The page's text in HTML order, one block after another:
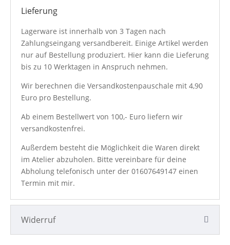
Lieferung
Lagerware ist innerhalb von 3 Tagen nach
Zahlungseingang versandbereit. Einige Artikel werden
nur auf Bestellung produziert. Hier kann die Lieferung
bis zu 10 Werktagen in Anspruch nehmen.
Wir berechnen die Versandkostenpauschale mit 4,90
Euro pro Bestellung.
Ab einem Bestellwert von 100,- Euro liefern wir
versandkostenfrei.
Außerdem besteht die Möglichkeit die Waren direkt
im Atelier abzuholen. Bitte vereinbare für deine
Abholung telefonisch unter der 01607649147 einen
Termin mit mir.
Widerruf